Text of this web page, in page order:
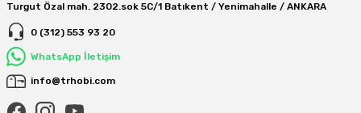
Turgut Özal mah. 2302.sok 5C/1 Batıkent / Yenimahalle / ANKARA
0 (312) 553 93 20
WhatsApp İletişim
info@trhobi.com